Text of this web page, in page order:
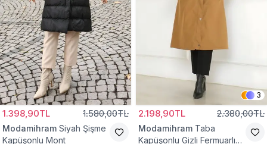
1.398,90TL 1.580,00TL
Modamihram Siyah Şişme
Kapüşonlu Mont
3
2.198,90TL 2.380,00TL
Modamihram Taba
Kapüşonlu Gizli Fermuarlı